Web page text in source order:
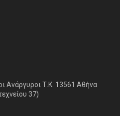
Ανάργυροι Τ.Κ. 13561 Αθήνα
37)